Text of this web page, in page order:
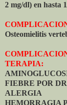
2 mg/dl) en hasta
Osteomielitis
TERAPIA:
FIEBRE POR
ALERGIA
HEMORRAGIA